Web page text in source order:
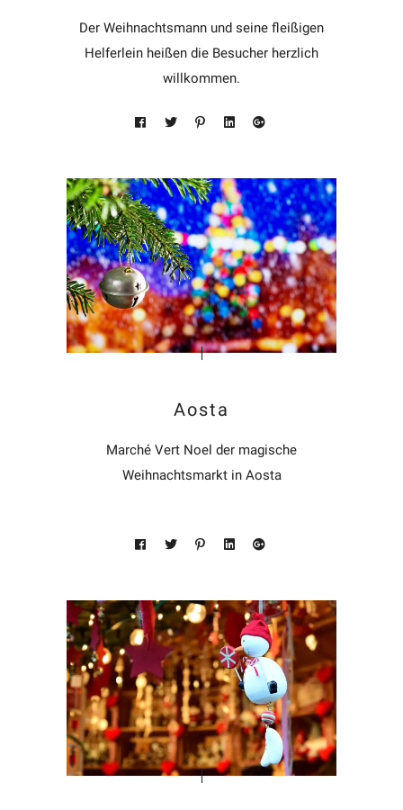
Der Weihnachtsmann und seine fleißigen
Helferlein heißen die Besucher herzlich
willkommen.
Aosta
Marché Vert Noel der magische
Weihnachtsmarkt in Aosta